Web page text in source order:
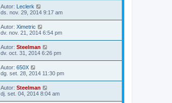
Autor:
Leclerk
ds. nov. 29, 2014 9:17 am
Autor: Ximetric
dv. nov. 21, 2014 6:54 pm
Autor: Steelman
dv. oct. 31, 2014 6:26 pm
Autor: 650X
dg. set. 28, 2014 11:30 pm
Autor: Steelman
dj. set. 04, 2014 8:04 am